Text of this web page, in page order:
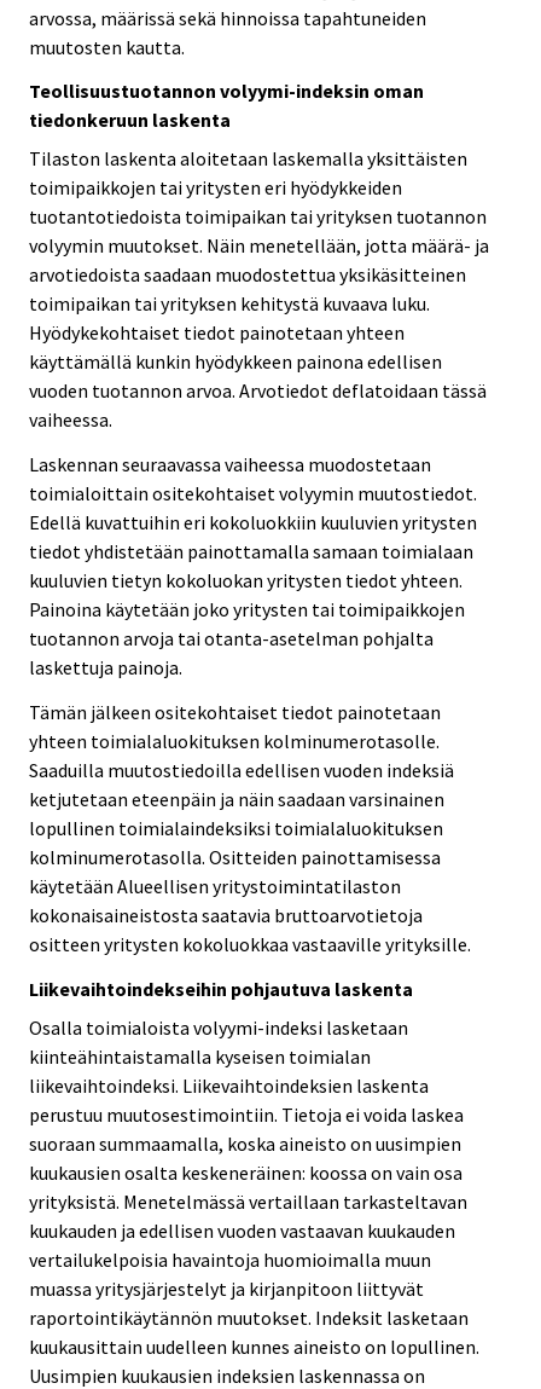
arvossa, määrissä sekä hinnoissa tapahtuneiden
muutosten kautta.
Teollisuustuotannon volyymi-indeksin oman
tiedonkeruun laskenta
Tilaston laskenta aloitetaan laskemalla yksittäisten
toimipaikkojen tai yritysten eri hyödykkeiden
tuotantotiedoista toimipaikan tai yrityksen tuotannon
volyymin muutokset. Näin menetellään, jotta määrä- ja
arvotiedoista saadaan muodostettua yksikäsitteinen
toimipaikan tai yrityksen kehitystä kuvaava luku.
Hyödykekohtaiset tiedot painotetaan yhteen
käyttämällä kunkin hyödykkeen painona edellisen
vuoden tuotannon arvoa. Arvotiedot deflatoidaan tässä
vaiheessa.
Laskennan seuraavassa vaiheessa muodostetaan
toimialoittain ositekohtaiset volyymin muutostiedot.
Edellä kuvattuihin eri kokoluokkiin kuuluvien yritysten
tiedot yhdistetään painottamalla samaan toimialaan
kuuluvien tietyn kokoluokan yritysten tiedot yhteen.
Painoina käytetään joko yritysten tai toimipaikkojen
tuotannon arvoja tai otanta-asetelman pohjalta
laskettuja painoja.
Tämän jälkeen ositekohtaiset tiedot painotetaan
yhteen toimialaluokituksen kolminumerotasolle.
Saaduilla muutostiedoilla edellisen vuoden indeksiä
ketjutetaan eteenpäin ja näin saadaan varsinainen
lopullinen toimialaindeksiksi toimialaluokituksen
kolminumerotasolla. Ositteiden painottamisessa
käytetään Alueellisen yritystoimintatilaston
kokonaisaineistosta saatavia bruttoarvotietoja
ositteen yritysten kokoluokkaa vastaaville yrityksille.
Liikevaihtoindekseihin pohjautuva laskenta
Osalla toimialoista volyymi-indeksi lasketaan
kiinteähintaistamalla kyseisen toimialan
liikevaihtoindeksi. Liikevaihtoindeksien laskenta
perustuu muutosestimointiin. Tietoja ei voida laskea
suoraan summaamalla, koska aineisto on uusimpien
kuukausien osalta keskeneräinen: koossa on vain osa
yrityksistä. Menetelmässä vertaillaan tarkasteltavan
kuukauden ja edellisen vuoden vastaavan kuukauden
vertailukelpoisia havaintoja huomioimalla muun
muassa yritysjärjestelyt ja kirjanpitoon liittyvät
raportointikäytännön muutokset. Indeksit lasketaan
kuukausittain uudelleen kunnes aineisto on lopullinen.
Uusimpien kuukausien indeksien laskennassa on